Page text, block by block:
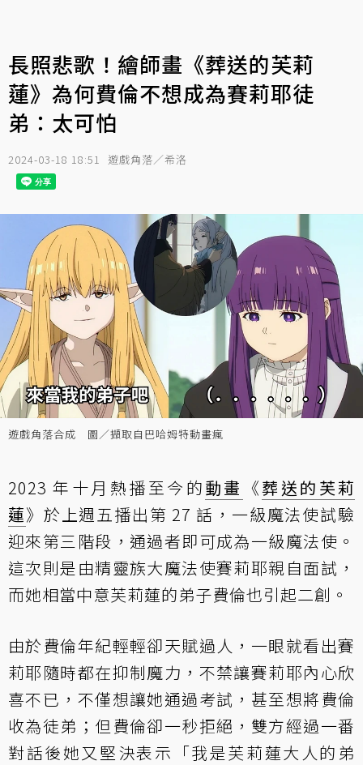
長照悲歌！繪師畫《葬送的芙莉
蓮》為何費倫不想成為賽莉耶徒
弟：太可怕
2024-03-18 18:51 遊戲角落／希洛
遊戲角落合成 圖／擷取自巴哈姆特動畫瘋
2023 年十月熱播至今的動畫 《葬送的芙莉
蓮》於上週五播出第 27 話，一級魔法使試驗
迎來第三階段，通過者即可成為一級魔法使。
這次則是由精靈族大魔法使賽莉耶親自面試，
而她相當中意芙莉蓮的弟子費倫也引起二創。
由於費倫年紀輕輕卻天賦過人，一眼就看出賽
莉耶隨時都在抑制魔力，不禁讓賽莉耶內心欣
喜不已，不僅想讓她通過考試，甚至想將費倫
收為徒弟；但費倫卻一秒拒絕，雙方經過一番
對話後她又堅決表示「我是芙莉蓮大人的弟